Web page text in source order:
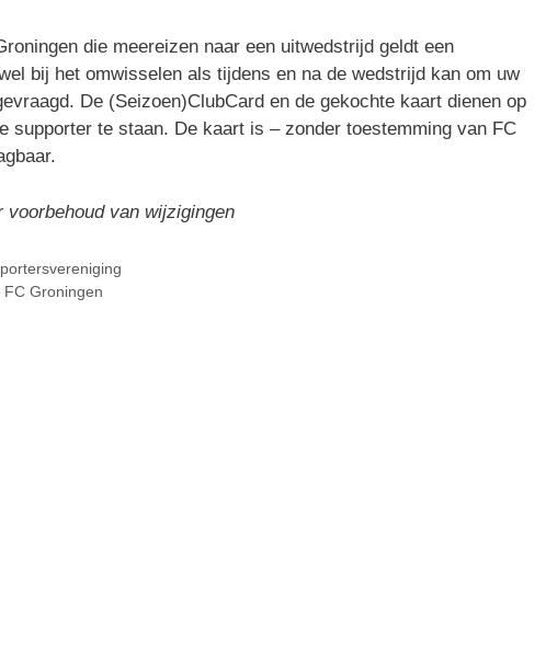
die meereizen naar een uitwedstrijd geldt een
bij het omwisselen als tijdens en na de wedstrijd kan om uw
De (Seizoen)ClubCard en de gekochte kaart dienen op
supporter te staan. De kaart is – zonder toestemming van FC
van wijzigingen
FC Groningen